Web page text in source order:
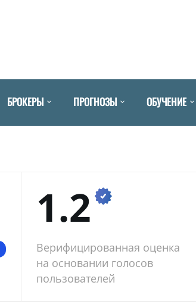
БРОКЕРЫ ПРОГНОЗЫ ОБУЧЕНИЕ
1.2
Верифицированная оценка
на основании голосов
пользователей